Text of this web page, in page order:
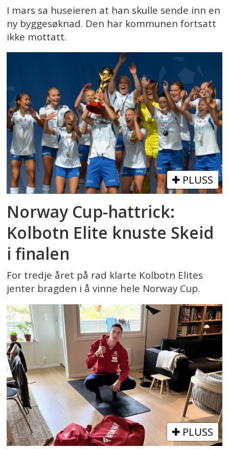
I mars sa huseieren at han skulle sende inn en
ny byggesøknad. Den har kommunen fortsatt
ikke mottatt.
PLUSS
Norway Cup-hattrick:
Kolbotn Elite knuste Skeid
i finalen
For tredje året på rad klarte Kolbotn Elites
jenter bragden i å vinne hele Norway Cup.
PLUSS